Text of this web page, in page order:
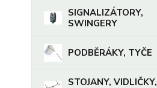
SIGNALIZÁTORY,
SWINGERY
PODBĚRÁKY, TYČE
STOJANY, VIDLIČKY,